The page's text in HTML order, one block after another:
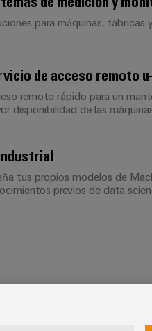
para máquinas, fábricas
de acceso remoto
remoto rápido para un
disponibilidad de las
tus propios modelos de
previos de data